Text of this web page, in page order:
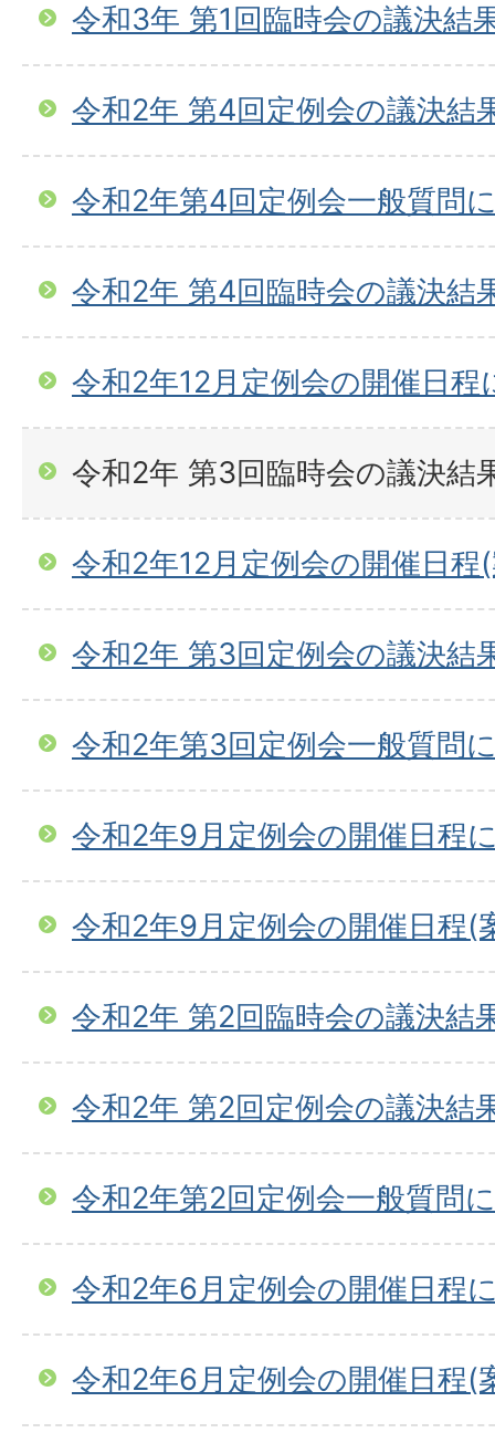
令和3年 第1回臨時会の議決結
令和2年 第4回定例会の議決結
令和2年第4回定例会一般質問
令和2年 第4回臨時会の議決結
令和2年12月定例会の開催日程
令和2年 第3回臨時会の議決結
令和2年12月定例会の開催日
令和2年 第3回定例会の議決結
令和2年第3回定例会一般質問
令和2年9月定例会の開催日程
令和2年9月定例会の開催日程(
令和2年 第2回臨時会の議決結
令和2年 第2回定例会の議決結
令和2年第2回定例会一般質問
令和2年6月定例会の開催日程
令和2年6月定例会の開催日程(